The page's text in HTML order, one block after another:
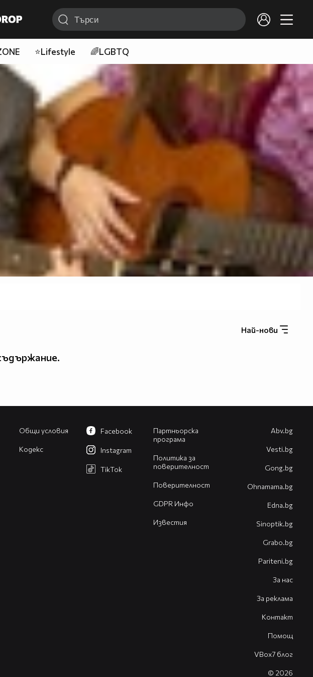
⭐Lifestyle 🌈LGBTQ
Най-нови
Общи условия
Кодекс
Партньорска
програма
Политика за
поверителност
Поверителност
GDPR Инфо
Известия
Facebook
Instagram
TikTok
Abv.bg
Vesti.bg
Gong.bg
Оhnamama.bg
Edna.bg
Sinoptik.bg
Grabo.bg
Pariteni.bg
За нас
За реклама
Контакт
Помощ
VBox7 блог
© 2026